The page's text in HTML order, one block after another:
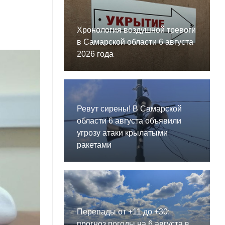
Хронология воздушной тревоги
в Самарской области 6 августа
2026 года
Ревут сирены! В Самарской
области 6 августа объявили
угрозу атаки крылатыми
ракетами
Перепады от +11 до +30: